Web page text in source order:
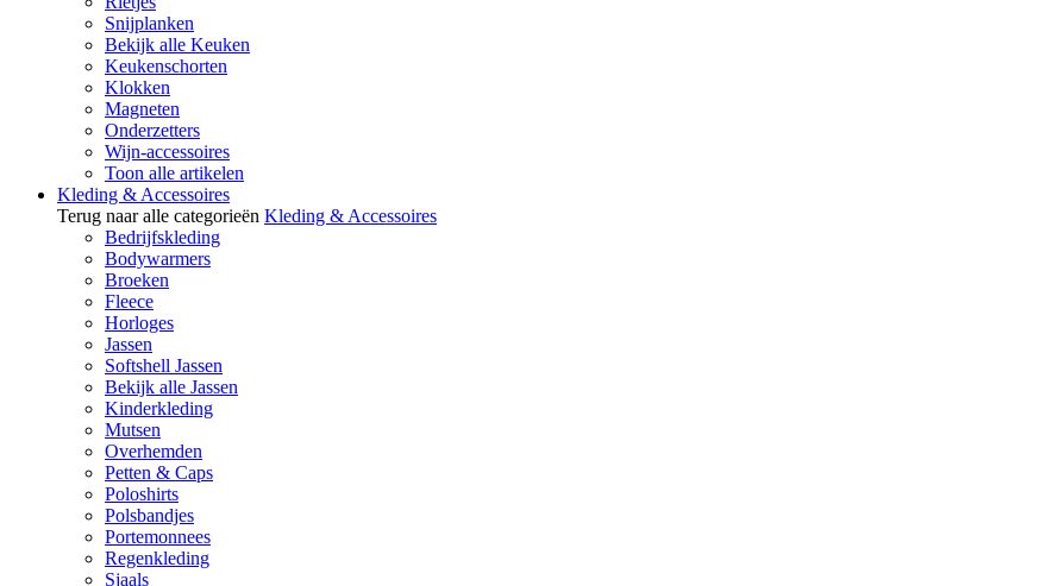
Snijplanken
Bekijk alle Keuken
Keukenschorten
Klokken
Magneten
Onderzetters
Wijn-accessoires
Toon alle artikelen
Kleding & Accessoires
Terug naar alle categorieën Kleding & Accessoires
Bedrijfskleding
Bodywarmers
Broeken
Fleece
Horloges
Jassen
Softshell Jassen
Bekijk alle Jassen
Kinderkleding
Mutsen
Overhemden
Petten & Caps
Poloshirts
Polsbandjes
Portemonnees
Regenkleding
Sjaals